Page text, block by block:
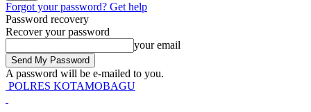
Forgot your password? Get help
Password recovery
Recover your password
your email
A password will be e-mailed to you.
POLRES KOTAMOBAGU